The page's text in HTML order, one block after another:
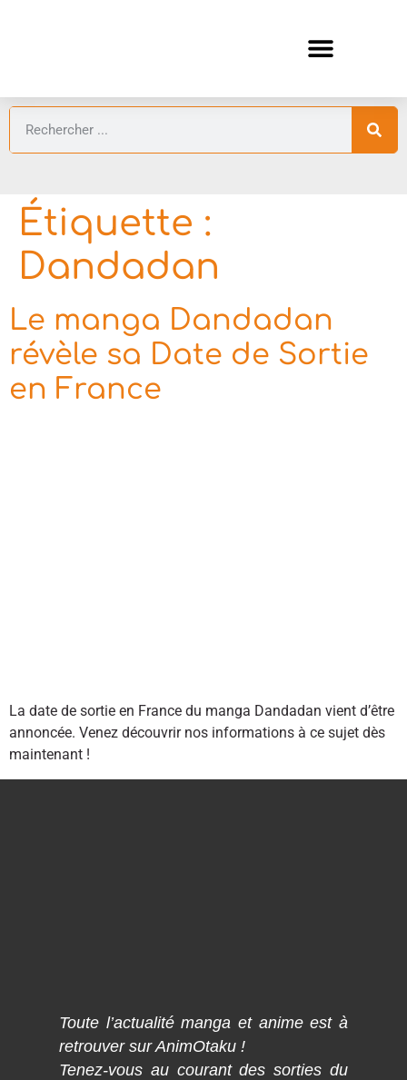
Étiquette :
Dandadan
Le manga Dandadan
révèle sa Date de Sortie
en France
La date de sortie en France du manga Dandadan vient d’être
annoncée. Venez découvrir nos informations à ce sujet dès
maintenant !
Toute l’actualité manga et anime est à
retrouver sur AnimOtaku !
Tenez-vous au courant des sorties du